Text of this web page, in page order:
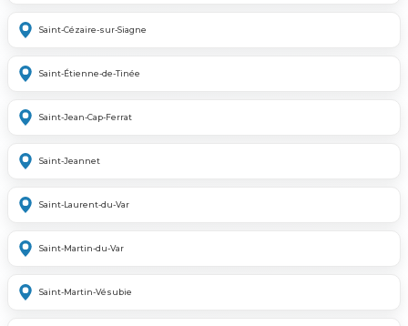
Saint-Cézaire-sur-Siagne
Saint-Étienne-de-Tinée
Saint-Jean-Cap-Ferrat
Saint-Jeannet
Saint-Laurent-du-Var
Saint-Martin-du-Var
Saint-Martin-Vésubie